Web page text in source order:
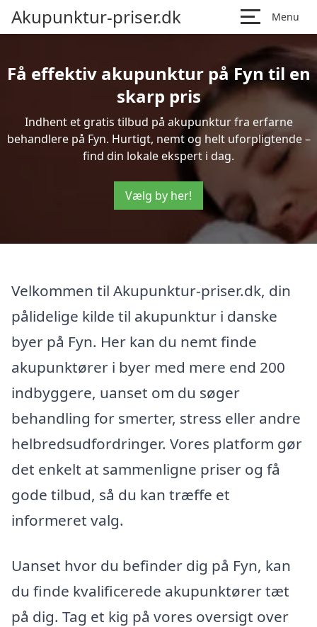
Akupunktur-priser.dk Menu
Få effektiv akupunktur på Fyn til en
skarp pris
Indhent et gratis tilbud på akupunktur fra erfarne
behandlere på Fyn. Hurtigt, nemt og helt uforpligtende –
find din lokale ekspert i dag.
Vælg by her!
Velkommen til Akupunktur-priser.dk, din
pålidelige kilde til akupunktur i danske
byer på Fyn. Her kan du nemt finde
akupunktører i byer med mere end 200
indbyggere, uanset om du søger
behandling for smerter, stress eller andre
helbredsudfordringer. Vores platform gør
det enkelt at sammenligne priser og få
gode tilbud, så du kan træffe et
informeret valg.
Uanset hvor du befinder dig på Fyn, kan
du finde kvalificerede akupunktører tæt
på dig. Tag et kig på vores oversigt over